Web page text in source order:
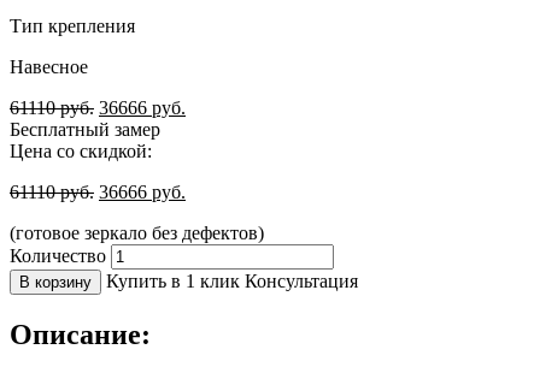
Тип крепления
Навесное
61110руб. 36666 руб.
Бесплатный замер
Цена со скидкой:
61110руб. 36666 руб.
(готовое зеркало без дефектов)
Количество
В корзину Купить в 1 клик Консультация
Описание: